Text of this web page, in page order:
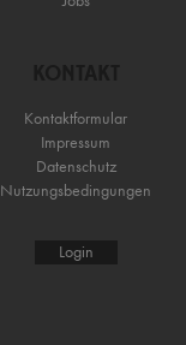
Kontaktformular
Impressum
Datenschutz
Nutzungsbedingungen
Login